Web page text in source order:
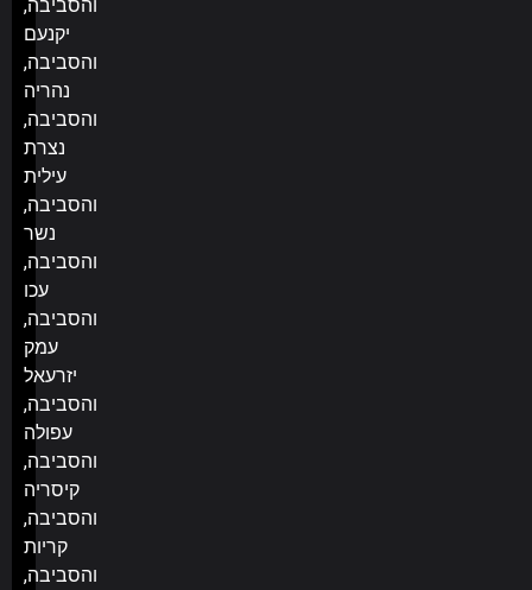
והסביבה,
יקנעם
והסביבה,
נהריה
והסביבה,
נצרת
עילית
והסביבה,
נשר
והסביבה,
עכו
והסביבה,
עמק
יזרעאל
והסביבה,
עפולה
והסביבה,
קיסריה
והסביבה,
קריות
והסביבה,